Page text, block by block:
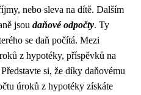
nebo sleva na dítě. Dalším
jsou daňové odpočty. Ty
se daň počítá. Mezi
z hypotéky, příspěvků na
si, že díky daňovému
úroků z hypotéky získáte